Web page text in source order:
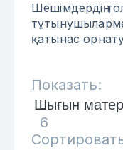
Шешімдердің
қатынас
Показать:
6